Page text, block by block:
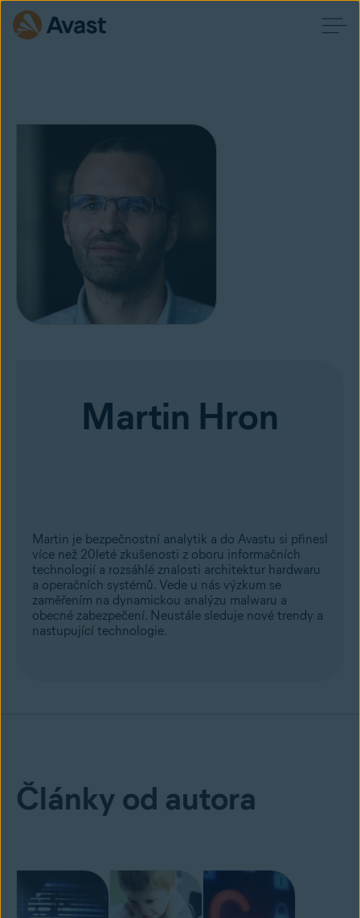
Martin Hron
Martin je bezpečnostní analytik a do Avastu si přinesl
více než 20leté zkušenosti z oboru informačních
technologií a rozsáhlé znalosti architektur hardwaru
a operačních systémů. Vede u nás výzkum se
zaměřením na dynamickou analýzu malwaru a
obecné zabezpečení. Neustále sleduje nové trendy a
nastupující technologie.
Články od autora